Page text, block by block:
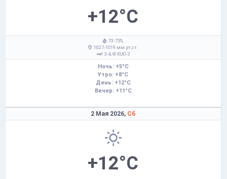
+12°C
: 73-75%
: 1027-1019 мм рт.ст.
: 3-4,
Ю,Ю-З
Ночь: +5°C
Утро: +8°C
День: +12°C
Вечер: +11°C
2 Мая 2026, Сб
+12°C